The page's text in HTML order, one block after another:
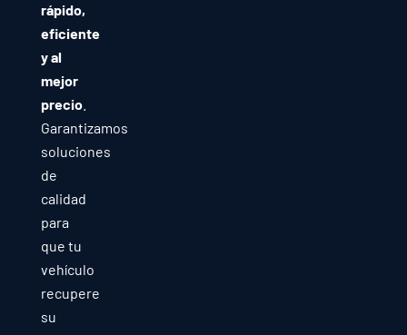
rápido,
eficiente
y al
mejor
precio.
Garantizamos
soluciones
de
calidad
para
que tu
vehículo
recupere
su